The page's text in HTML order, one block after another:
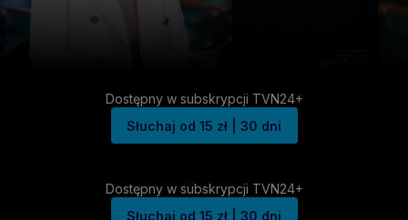
Dostępny w subskrypcji TVN24+
Słuchaj od 15 zł | 30 dni
Dostępny w subskrypcji TVN24+
Słuchaj od 15 zł | 30 dni